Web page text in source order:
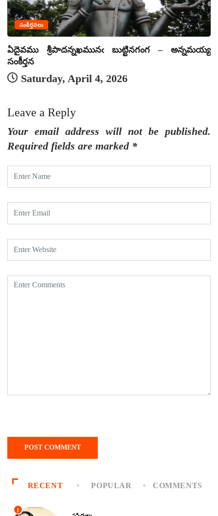
సంకీర్తనలు
ఏదైవము శ్రీపాదన్నఖమునఁ బుట్టినగంగ – అన్నమయ్య
సంకీర్తన
Saturday, April 4, 2026
Leave a Reply
Your email address will not be published.
Required fields are marked *
RECENT POPULAR COMMENTS
1